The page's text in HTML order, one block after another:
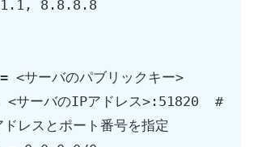
8.8.8.8
サーバのパブリックキー>
サーバのIPアドレス>:51820  #
レスとポート番号を指定